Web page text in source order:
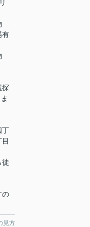
有
探
丁
の
見方